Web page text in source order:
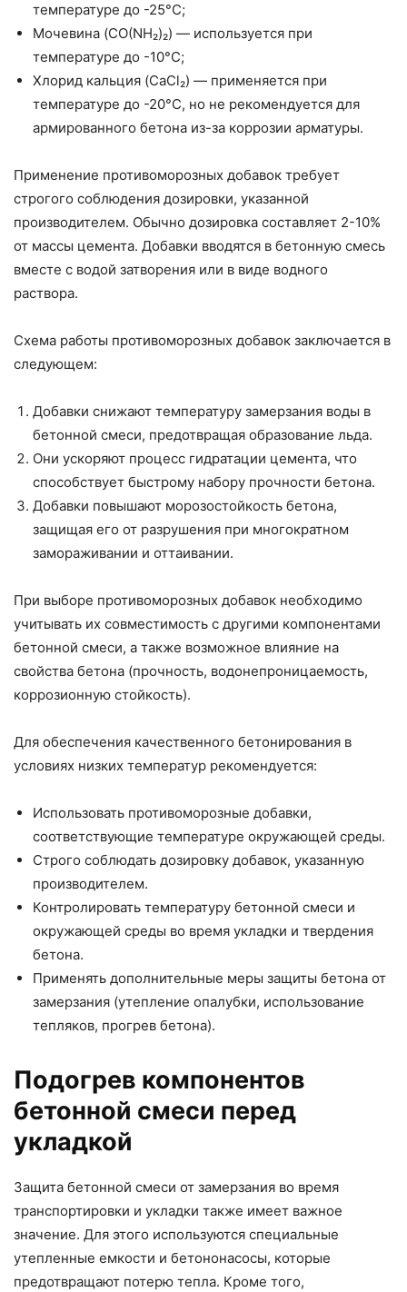
температуре до -25°C;
Мочевина (CO(NH₂)₂) — используется при
температуре до -10°C;
Хлорид кальция (CaCl₂) — применяется при
температуре до -20°C, но не рекомендуется для
армированного бетона из-за коррозии арматуры.
Применение противоморозных добавок требует
строгого соблюдения дозировки, указанной
производителем. Обычно дозировка составляет 2-10%
от массы цемента. Добавки вводятся в бетонную смесь
вместе с водой затворения или в виде водного
раствора.
Схема работы противоморозных добавок заключается в
следующем:
Добавки снижают температуру замерзания воды в
бетонной смеси, предотвращая образование льда.
Они ускоряют процесс гидратации цемента, что
способствует быстрому набору прочности бетона.
Добавки повышают морозостойкость бетона,
защищая его от разрушения при многократном
замораживании и оттаивании.
При выборе противоморозных добавок необходимо
учитывать их совместимость с другими компонентами
бетонной смеси, а также возможное влияние на
свойства бетона (прочность, водонепроницаемость,
коррозионную стойкость).
Для обеспечения качественного бетонирования в
условиях низких температур рекомендуется:
Использовать противоморозные добавки,
соответствующие температуре окружающей среды.
Строго соблюдать дозировку добавок, указанную
производителем.
Контролировать температуру бетонной смеси и
окружающей среды во время укладки и твердения
бетона.
Применять дополнительные меры защиты бетона от
замерзания (утепление опалубки, использование
тепляков, прогрев бетона).
Подогрев компонентов
бетонной смеси перед
укладкой
Защита бетонной смеси от замерзания во время
транспортировки и укладки также имеет важное
значение. Для этого используются специальные
утепленные емкости и бетононасосы, которые
предотвращают потерю тепла. Кроме того,